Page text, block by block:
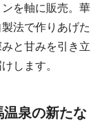
を軸に販売。華
法で作りあげた
と甘みを引き立
します。
泉の新たな